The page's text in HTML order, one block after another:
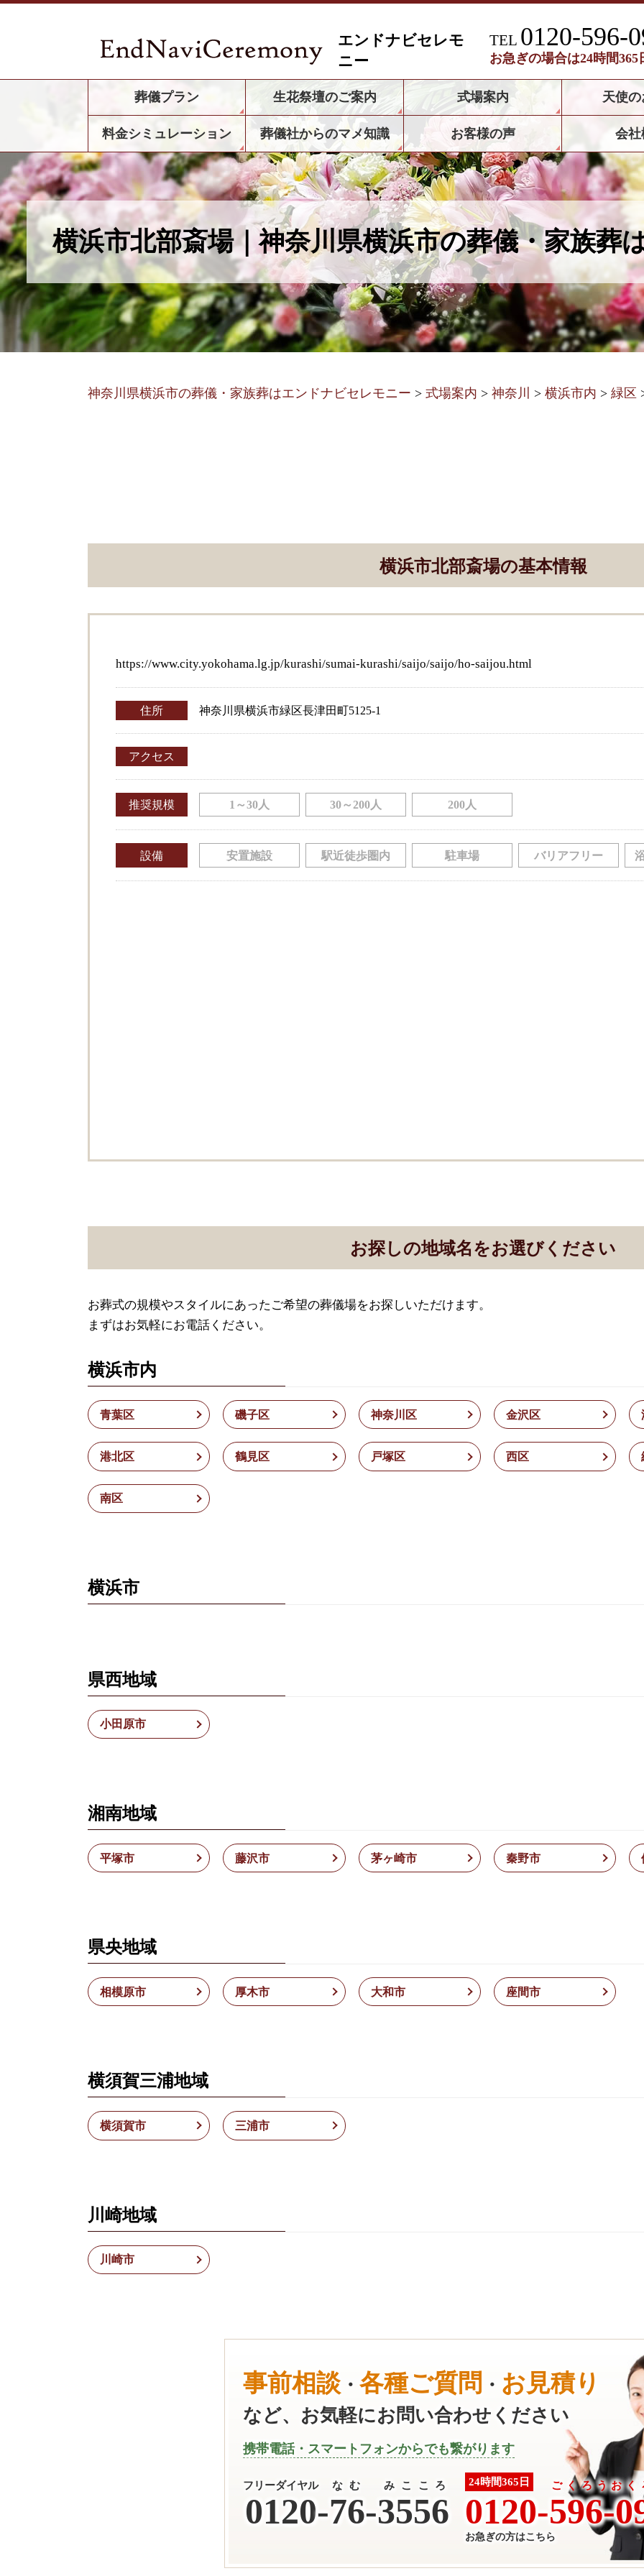
横浜市北部斎場｜神奈川県横浜市の葬儀・家族葬
エンドナビセレモ
ニー
TEL 0120-596-
お急ぎの場合は24時間365
葬儀プラン 生花祭壇のご案内 式場案内 天使
料金シミュレーション 葬儀社からのマメ知識 お客様の声 会社
神奈川県横浜市の葬儀・家族葬はエンドナビセレモニー > 式場案内 > 神奈川 > 横浜市内 > 緑区
横浜市北部斎場の基本情報
https://www.city.yokohama.lg.jp/kurashi/sumai-kurashi/saijo/saijo/ho-saijou.html
住所 神奈川県横浜市緑区長津田町5125-1
アクセス
推奨規模 1～30人 30～200人 200人
設備 安置施設 駅近徒歩圏内 駐車場 バリアフリー
お探しの地域名をお選びください
お葬式の規模やスタイルにあったご希望の葬儀場をお探しいただけます。
まずはお気軽にお電話ください。
横浜市内
青葉区 磯子区 神奈川区 金沢区
港北区 鶴見区 戸塚区 西区
南区
横浜市
県西地域
小田原市
湘南地域
平塚市 藤沢市 茅ヶ崎市 秦野市
県央地域
相模原市 厚木市 大和市 座間市
横須賀三浦地域
横須賀市 三浦市
川崎地域
川崎市
事前相談 ・ 各種ご質問 ・ お見積り
など、お気軽にお問い合わせください
携帯電話・スマートフォンからでも繋がります
0120
フリーダイヤル
-76-3556
なむ みこころ 24時間365日
0120-596-
ごくろうおく
お急ぎの方はこちら